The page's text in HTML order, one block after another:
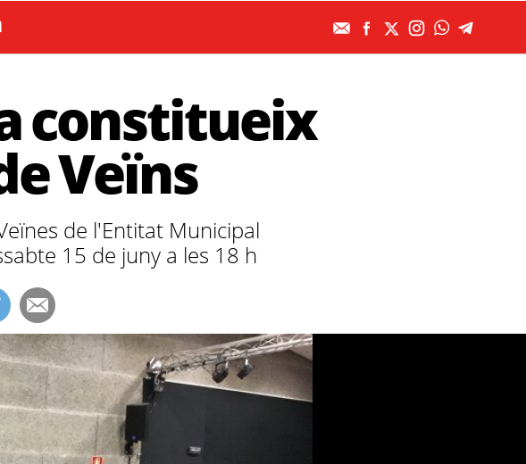
constitueix
Veïns
de l'Entitat Municipal
15 de juny a les 18 h